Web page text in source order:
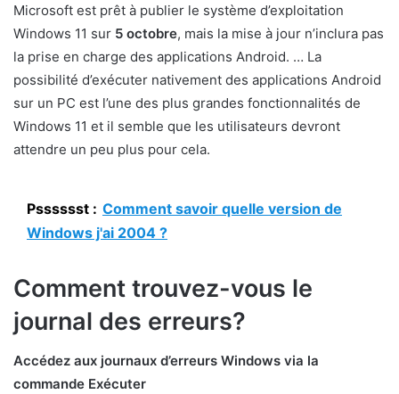
Microsoft est prêt à publier le système d’exploitation
Windows 11 sur 5 octobre, mais la mise à jour n’inclura pas
la prise en charge des applications Android. … La
possibilité d’exécuter nativement des applications Android
sur un PC est l’une des plus grandes fonctionnalités de
Windows 11 et il semble que les utilisateurs devront
attendre un peu plus pour cela.
Psssssst : Comment savoir quelle version de
Windows j'ai 2004 ?
Comment trouvez-vous le
journal des erreurs?
Accédez aux journaux d’erreurs Windows via la
commande Exécuter